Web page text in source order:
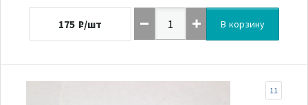
175 ₽/шт В корзину
11